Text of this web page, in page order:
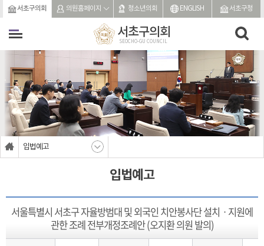
본문바로가기
서초구의회 의원홈페이지 청소년의회 ENGLISH 서초구청
서초구의회
SEOCHO-GU COUNCIL
입법예고
입법예고
서울특별시 서초구 자율방범대 및 외국인 치안봉사단 설치ㆍ지원에
관한 조례 전부개정조례안 (오지환 의원 발의)